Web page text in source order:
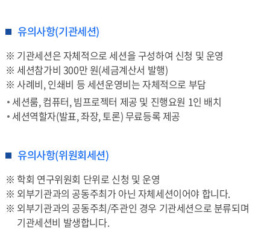
유의사항(기관세션)
※ 기관세션은 자체적으로 세션을 구성하여 신청 및 운영
※ 세션참가비 300만 원(세금계산서 발행)
※ 사례비, 인쇄비 등 세션운영비는 자체적으로 부담
세션룸, 컴퓨터, 빔프로젝터 제공 및 진행요원 1인 배치
세션역할자(발표, 좌장, 토론) 무료등록 제공
유의사항(위원회세션)
※ 학회 연구위원회 단위로 신청 및 운영
※ 외부기관과의 공동주최가 아닌 자체세션이어야 합니다.
※ 외부기관과의 공동주최/주관인 경우 기관세션으로 분류되며
기관세션비 발생합니다.